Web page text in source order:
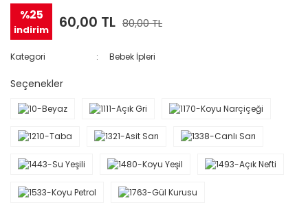
%25
indirim 60,00 TL 80,00 TL
Kategori Bebek İpleri
Seçenekler